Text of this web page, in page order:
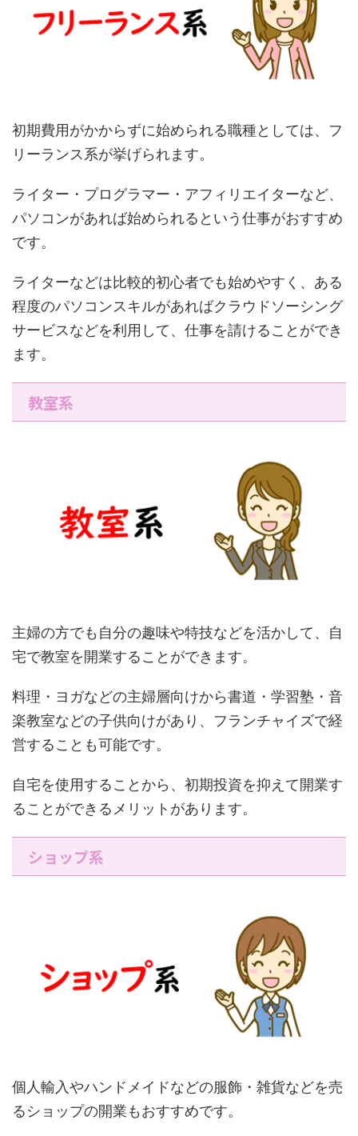
初期費用がかからずに始められる職種としては、フ
リーランス系が挙げられます。
ライター・プログラマー・アフィリエイターなど、
パソコンがあれば始められるという仕事がおすすめ
です。
ライターなどは比較的初心者でも始めやすく、ある
程度のパソコンスキルがあればクラウドソーシング
サービスなどを利用して、仕事を請けることができ
ます。
教室系
主婦の方でも自分の趣味や特技などを活かして、自
宅で教室を開業することができます。
料理・ヨガなどの主婦層向けから書道・学習塾・音
楽教室などの子供向けがあり、フランチャイズで経
営することも可能です。
自宅を使用することから、初期投資を抑えて開業す
ることができるメリットがあります。
ショップ系
個人輸入やハンドメイドなどの服飾・雑貨などを売
るショップの開業もおすすめです。